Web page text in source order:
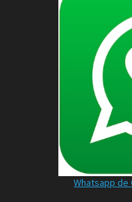
Whatsapp de